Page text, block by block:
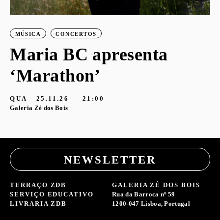
MÚSICA CONCERTOS
Maria BC apresenta
‘Marathon’
QUA 25.11.26
21:00
Galeria Zé dos Bois
NEWSLETTER
TERRAÇO ZDB
SERVIÇO EDUCATIVO
LIVRARIA ZDB
GALERIA ZÉ DOS BOIS
Rua da Barroca nº 59
1200-047 Lisboa, Portugal